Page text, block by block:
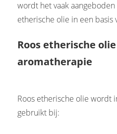
wordt het vaak aangeboden
etherische olie in een basis
Roos etherische
aromatherapie
Roos etherische olie wordt
gebruikt bij: